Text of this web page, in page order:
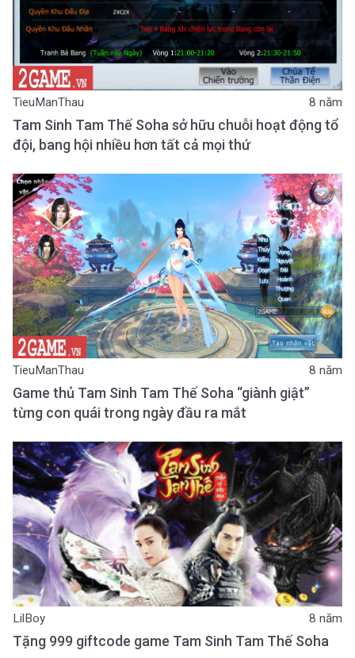
TieuManThau 8 năm
Tam Sinh Tam Thế Soha sở hữu chuỗi hoạt động tổ
đội, bang hội nhiều hơn tất cả mọi thứ
TieuManThau 8 năm
Game thủ Tam Sinh Tam Thế Soha “giành giật”
từng con quái trong ngày đầu ra mắt
LilBoy 8 năm
Tặng 999 giftcode game Tam Sinh Tam Thế Soha